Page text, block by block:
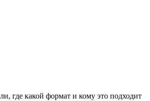
где какой формат и кому это подходит